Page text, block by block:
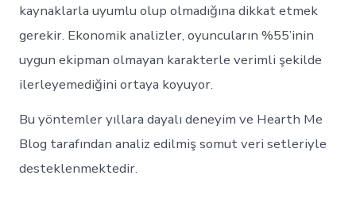
kaynaklarla uyumlu olup olmadığına dikkat etmek
gerekir. Ekonomik analizler, oyuncuların %55’inin
uygun ekipman olmayan karakterle verimli şekilde
ilerleyemediğini ortaya koyuyor.
Bu yöntemler yıllara dayalı deneyim ve Hearth Me
Blog tarafından analiz edilmiş somut veri setleriyle
desteklenmektedir.